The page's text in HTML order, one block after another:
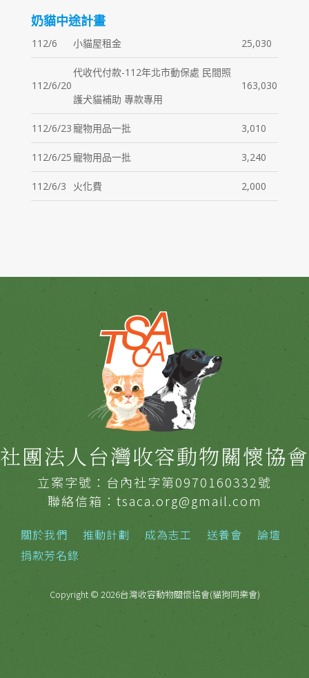
奶貓中途計畫
112/6 小貓屋租金 25,030
112/6/20
代收代付款-112年北市動保處 民間照
護犬貓補助 專款專用
163,030
112/6/23寵物用品一批 3,010
112/6/25寵物用品一批 3,240
112/6/3 火化費 2,000
社團法人台灣收容動物關懷協會
立案字號：台內社字第0970160332號
聯絡信箱：tsaca.org@gmail.com
關於我們 推動計劃 成為志工 送養會
論壇
捐款芳名錄
Copyright © 2026台灣收容動物關懷協會(貓狗同樂會)